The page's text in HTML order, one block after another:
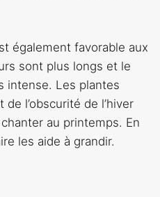
également favorable aux
sont plus longs et le
intense. Les plantes
l’obscurité de l’hiver
au printemps. En
les aide à grandir.